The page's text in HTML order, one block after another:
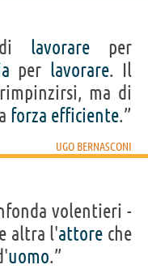
lavorare per
per lavorare. Il
ma di
forza efficiente.”
UGO BERNASCONI
volentieri -
altra l'attore che
uomo.”